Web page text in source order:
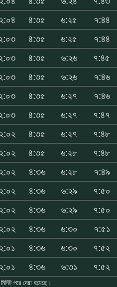
৪:৩৫ ৬:২৫
৭:৪৪
৪:৩৫ ৬:২৫
৭:৪৪
৪:৩৫ ৬:২৬
৭:৪৫
৪:৩৫ ৬:২৬
৭:৪৬
৪:৩৫ ৬:২৭
৭:৪৬
৪:৩৫ ৬:২৭
৭:৪৭
৪:৩৫ ৬:২৭
৭:৪৮
৪:৩৫ ৬:২৮
৭:৪৮
৪:৩৬ ৬:২৮
৭:৪৯
৪:৩৬ ৬:২৯
৭:৫০
৪:৩৬ ৬:২৯
৭:৫০
৪:৩৬ ৬:৩০
৭:৫১
৪:৩৬ ৬:৩০
৭:৫২
৪:৩৬ ৬:৩১ ৭:৫২
পরে দেয়া হয়েছে।